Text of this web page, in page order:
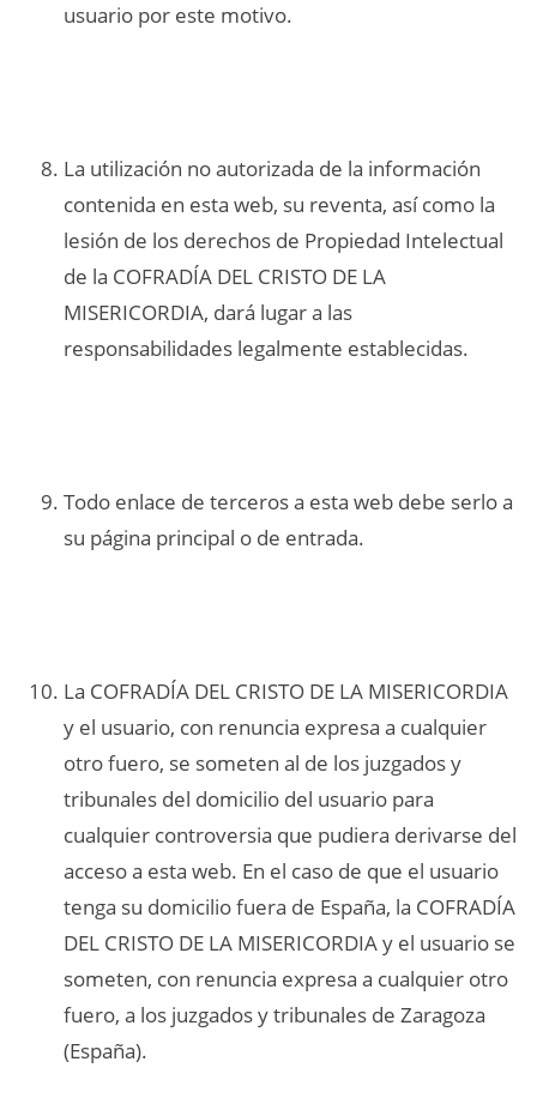
usuario por este motivo.
La utilización no autorizada de la información
contenida en esta web, su reventa, así como la
lesión de los derechos de Propiedad Intelectual
de la COFRADÍA DEL CRISTO DE LA
MISERICORDIA, dará lugar a las
responsabilidades legalmente establecidas.
Todo enlace de terceros a esta web debe serlo a
su página principal o de entrada.
La COFRADÍA DEL CRISTO DE LA MISERICORDIA
y el usuario, con renuncia expresa a cualquier
otro fuero, se someten al de los juzgados y
tribunales del domicilio del usuario para
cualquier controversia que pudiera derivarse del
acceso a esta web. En el caso de que el usuario
tenga su domicilio fuera de España, la COFRADÍA
DEL CRISTO DE LA MISERICORDIA y el usuario se
someten, con renuncia expresa a cualquier otro
fuero, a los juzgados y tribunales de Zaragoza
(España).